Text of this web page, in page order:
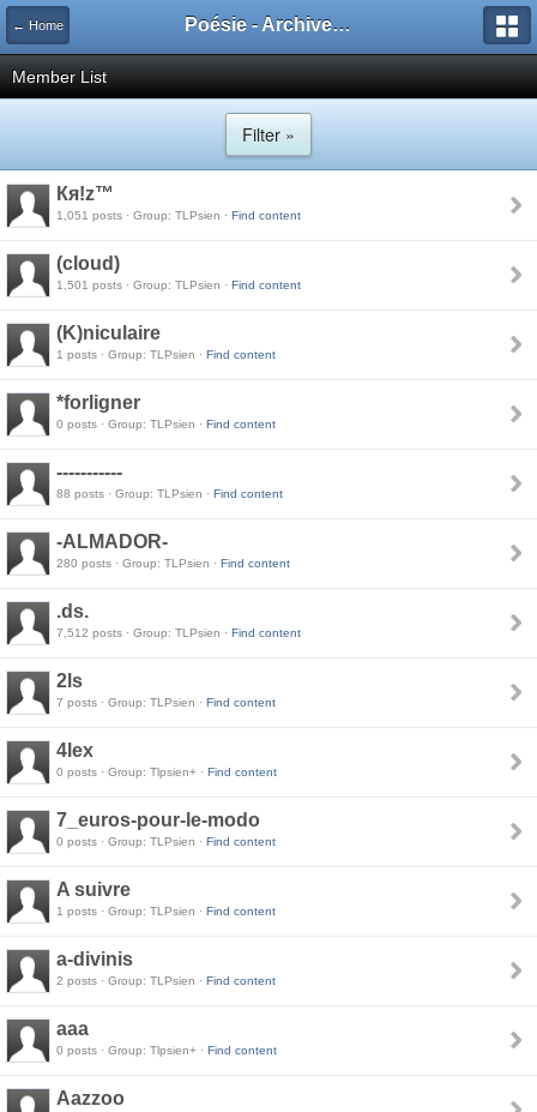
← Home Poésie - Archives de Toute La Poésie - 2005 - 2006
Member List
Filter »
Кя!z™
1,051 posts · Group: TLPsien · Find content
(cloud)
1,501 posts · Group: TLPsien · Find content
(K)niculaire
1 posts · Group: TLPsien · Find content
*forligner
0 posts · Group: TLPsien · Find content
-----------
88 posts · Group: TLPsien · Find content
-ALMADOR-
280 posts · Group: TLPsien · Find content
.ds.
7,512 posts · Group: TLPsien · Find content
2ls
7 posts · Group: TLPsien · Find content
4lex
0 posts · Group: Tlpsien+ · Find content
7_euros-pour-le-modo
0 posts · Group: TLPsien · Find content
A suivre
1 posts · Group: TLPsien · Find content
a-divinis
2 posts · Group: TLPsien · Find content
aaa
0 posts · Group: Tlpsien+ · Find content
Aazzoo